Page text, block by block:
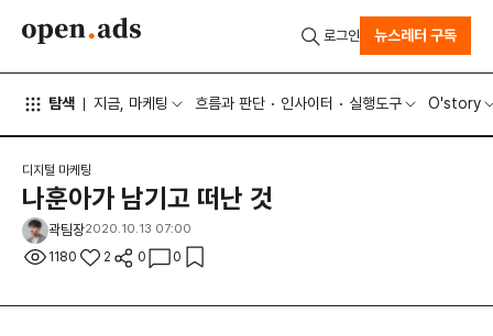
탐색 지금, 마케팅 흐름과 판단 인사이터 실행도구 O'story
로그인 뉴스레터 구독
디지털 마케팅
나훈아가 남기고 떠난 것
곽팀장2020.10.13 07:00
1180 2 0 0